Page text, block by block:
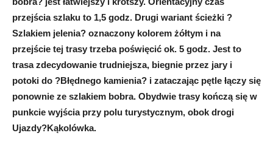
przejścia szlaku to 1,5 godz. Drugi wariant ścieżki ?
Szlakiem jelenia? oznaczony kolorem żółtym i na
przejście tej trasy trzeba poświęcić ok. 5 godz. Jest to
trasa zdecydowanie trudniejsza, biegnie przez jary i
potoki do ?Błędnego kamienia? i zataczając pętle łączy się
ponownie ze szlakiem bobra. Obydwie trasy kończą się w
punkcie wyjścia przy polu turystycznym, obok drogi
Ujazdy?Kąkolówka.